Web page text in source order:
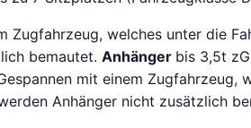
Zugfahrzeug, welches unter die
bemautet. Anhänger bis 3,5t
mit einem Zugfahrzeug,
Anhänger nicht zusätzlich